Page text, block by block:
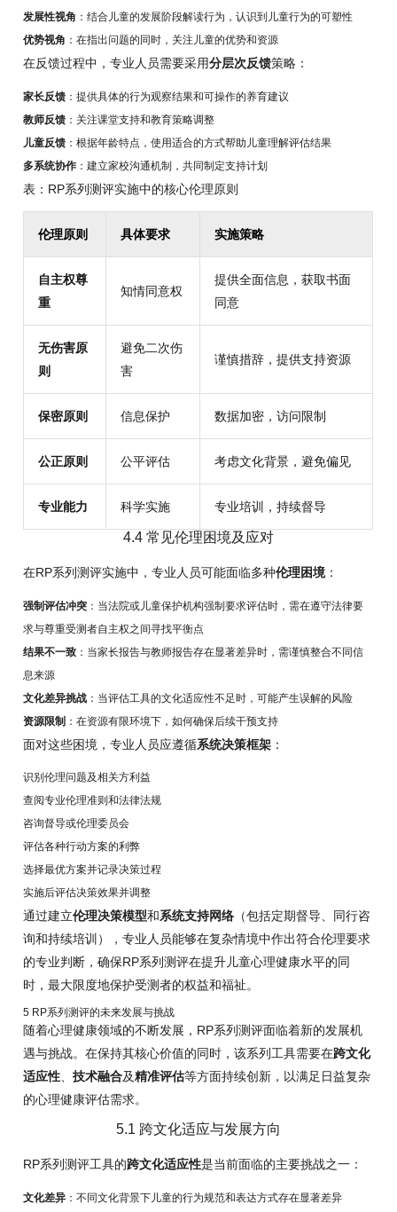
发展性视角 ：结合儿童的发展阶段解读行为，认识到儿童行为的可塑性
优势视角 ：在指出问题的同时，关注儿童的优势和资源
在反馈过程中，专业人员需要采用分层次反馈策略：
家长反馈 ：提供具体的行为观察结果和可操作的养育建议
教师反馈 ：关注课堂支持和教育策略调整
儿童反馈 ：根据年龄特点，使用适合的方式帮助儿童理解评估结果
多系统协作 ：建立家校沟通机制，共同制定支持计划
表：RP系列测评实施中的核心伦理原则
伦理原则 具体要求 实施策略
自主权尊
重
知情同意权
提供全面信息，获取书面
同意
无伤害原
则
避免二次伤
害
谨慎措辞，提供支持资源
保密原则 信息保护 数据加密，访问限制
公正原则 公平评估 考虑文化背景，避免偏见
专业能力 科学实施 专业培训，持续督导
4.4 常见伦理困境及应对
在RP系列测评实施中，专业人员可能面临多种伦理困境：
强制评估冲突 ：当法院或儿童保护机构强制要求评估时，需在遵守法律要
求与尊重受测者自主权之间寻找平衡点
结果不一致 ：当家长报告与教师报告存在显著差异时，需谨慎整合不同信
息来源
文化差异挑战 ：当评估工具的文化适应性不足时，可能产生误解的风险
资源限制 ：在资源有限环境下，如何确保后续干预支持
面对这些困境，专业人员应遵循系统决策框架 ：
识别伦理问题及相关方利益
查阅专业伦理准则和法律法规
咨询督导或伦理委员会
评估各种行动方案的利弊
选择最优方案并记录决策过程
实施后评估决策效果并调整
通过建立伦理决策模型和系统支持网络 （包括定期督导、同行咨
询和持续培训），专业人员能够在复杂情境中作出符合伦理要求
的专业判断，确保RP系列测评在提升儿童心理健康水平的同
时，最大限度地保护受测者的权益和福祉。
5 RP系列测评的未来发展与挑战
随着心理健康领域的不断发展，RP系列测评面临着新的发展机
遇与挑战。在保持其核心价值的同时，该系列工具需要在跨文化
适应性、技术融合及精准评估等方面持续创新，以满足日益复杂
的心理健康评估需求。
5.1 跨文化适应与发展方向
RP系列测评工具的跨文化适应性是当前面临的主要挑战之一：
文化差异 ：不同文化背景下儿童的行为规范和表达方式存在显著差异